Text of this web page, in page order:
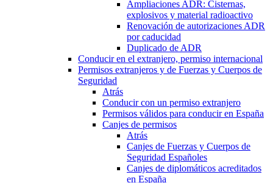
Ampliaciones ADR: Cisternas,
explosivos y material radioactivo
Renovación de autorizaciones ADR
por caducidad
Duplicado de ADR
Conducir en el extranjero, permiso internacional
Permisos extranjeros y de Fuerzas y Cuerpos de
Seguridad
Atrás
Conducir con un permiso extranjero
Permisos válidos para conducir en España
Canjes de permisos
Atrás
Canjes de Fuerzas y Cuerpos de
Seguridad Españoles
Canjes de diplomáticos acreditados
en España